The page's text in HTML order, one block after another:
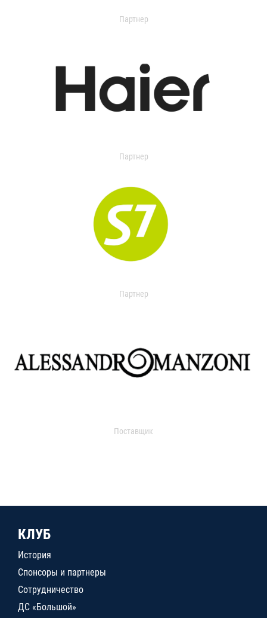
Партнер
Партнер
Партнер
Поставщик
КЛУБ
История
Спонсоры и партнеры
Сотрудничество
ДС «Большой»